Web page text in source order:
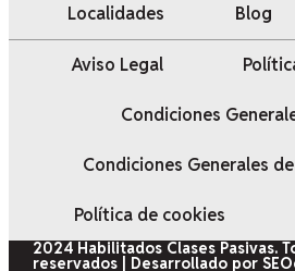
Localidades Blog
Aviso Legal
Condiciones
Condiciones Generales
Política de cookies
2024 Habilitados Clases Pasivas.
reservados | Desarrollado por